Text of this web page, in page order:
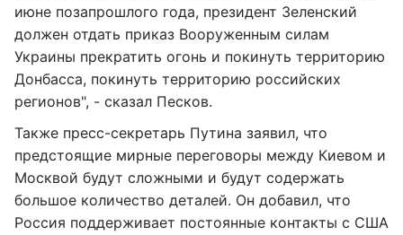
июне позапрошлого года, президент Зеленский
должен отдать приказ Вооруженным силам
Украины прекратить огонь и покинуть территорию
Донбасса, покинуть территорию российских
регионов", - сказал Песков.
Также пресс-секретарь Путина заявил, что
предстоящие мирные переговоры между Киевом и
Москвой будут сложными и будут содержать
большое количество деталей. Он добавил, что
Россия поддерживает постоянные контакты с США